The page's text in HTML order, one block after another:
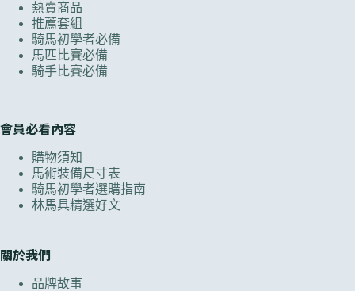
熱賣商品
推薦套組
騎馬初學者必備
馬匹比賽必備
騎手比賽必備
會員必看內容
購物須知
馬術裝備尺寸表
騎馬初學者選購指南
林馬具精選好文
關於我們
品牌故事